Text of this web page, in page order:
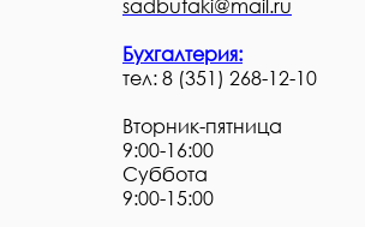
sadbutaki@mail.ru
Бухгалтерия:
тел: 8 (351) 268-12-10
Вторник-пятница
9:00-16:00
Суббота
9:00-15:00